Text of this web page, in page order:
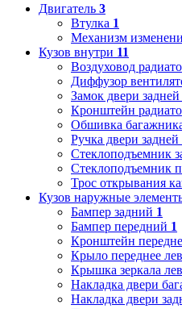
Двигатель 3
Втулка 1
Механизм
Кузов внутри 11
Воздуховод
Диффузор
Замок двери
Кронштейн
Обшивка
Ручка двери
Стеклоподъемник
Стеклоподъемник
Трос открывания
Кузов наружные
Бампер задний 1
Бампер передний 1
Кронштейн
Крыло переднее
Крышка зеркала
Накладка двери
Накладка двери